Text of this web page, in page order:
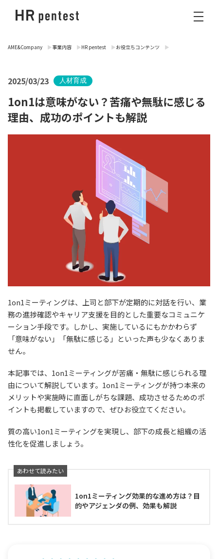
AME&Company 事業内容 HR pentest お役立ちコンテンツ
2025/03/23 人材育成
1on1は意味がない？苦痛や無駄に感じる
理由、成功のポイントも解説
1on1ミーティングは、上司と部下が定期的に対話を行い、業
務の進捗確認やキャリア支援を目的とした重要なコミュニケ
ーション手段です。しかし、実施しているにもかかわらず
「意味がない」「無駄に感じる」といった声も少なくありま
せん。
本記事では、1on1ミーティングが苦痛・無駄に感じられる理
由について解説しています。1on1ミーティングが持つ本来の
メリットや実施時に直面しがちな課題、成功させるためのポ
イントも掲載していますので、ぜひお役立てください。
質の高い1on1ミーティングを実現し、部下の成長と組織の活
性化を促進しましょう。
1on1ミーティング効果的な進め方は？目
的やアジェンダの例、効果も解説